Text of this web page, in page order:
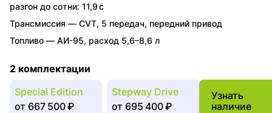
разгон до сотни: 11,9 с
Трансмиссия — CVT, 5 передач, передний привод
Топливо — АИ-95, расход 5,6–8,6 л
2 комплектации
Special Edition
от 667 500 ₽
Stepway Drive
от 695 400 ₽
Узнать
наличие